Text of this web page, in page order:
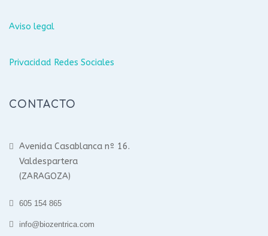
Aviso legal
Privacidad Redes Sociales
CONTACTO
Avenida Casablanca nº 16.
Valdespartera
(ZARAGOZA)
605 154 865
info@biozentrica.com